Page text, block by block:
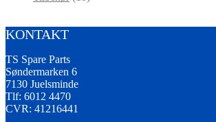
KONTAKT
TS Spare Parts
Søndermarken 6
7130 Juelsminde
Tlf: 6012 4470
CVR: 41216441